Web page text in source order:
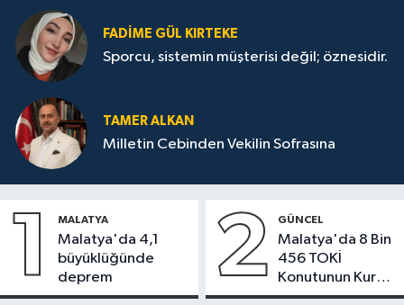
FADIME GÜL KIRTEKE
Sporcu, sistemin müşterisi değil; öznesidir.
TAMER ALKAN
Milletin Cebinden Vekilin Sofrasına
1 MALATYA
Malatya'da 4,1
büyüklüğünde
deprem
2 GÜNCEL
Malatya'da 8 Bin
456 TOKİ
Konutunun Kurası
Bugün Çekiliyor